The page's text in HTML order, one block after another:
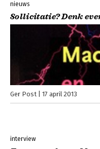
nieuws
Sollicitatie? Denk
Ger Post 17 april 2013
interview